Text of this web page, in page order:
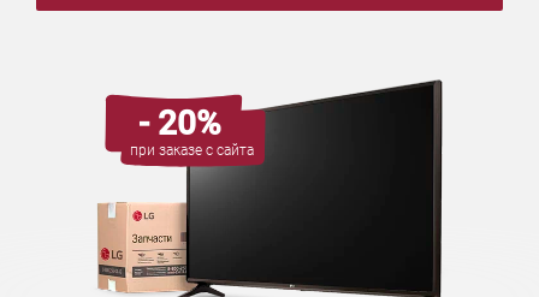
- 20%
при заказе с сайта